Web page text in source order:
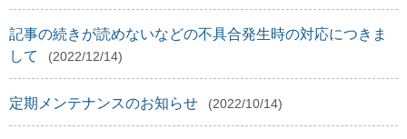
記事の続きが読めないなどの不具合発生時の対応につきま
して
(2022/12/14)
定期メンテナンスのお知らせ (2022/10/14)